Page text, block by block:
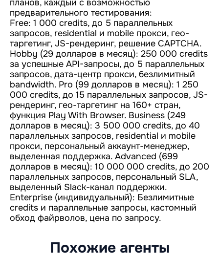
планов, каждый с возможностью
предварительного тестирования:
Free: 1 000 credits, до 5 параллельных
запросов, residential и mobile прокси, гео-
таргетинг, JS-рендеринг, решение CAPTCHA.
Hobby (29 долларов в месяц): 250 000 credits
за успешные API-запросы, до 5 параллельных
запросов, дата-центр прокси, безлимитный
bandwidth. Pro (99 долларов в месяц): 1 250
000 credits, до 15 параллельных запросов, JS-
рендеринг, гео-таргетинг на 160+ стран,
функция Play With Browser. Business (249
долларов в месяц): 3 500 000 credits, до 40
параллельных запросов, residential и mobile
прокси, персональный аккаунт-менеджер,
выделенная поддержка. Advanced (699
долларов в месяц): 10 000 000 credits, до 200
параллельных запросов, персональный SLA,
выделенный Slack-канал поддержки.
Enterprise (индивидуальный): Безлимитные
credits и параллельные запросы, кастомный
обход файрволов, цена по запросу.
Похожие агенты